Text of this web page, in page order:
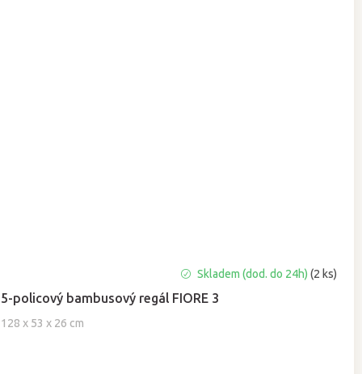
5-policový bambusový regál FIORE 3
128 x 53 x 26 cm
hodnocení
produktu
je
Skladem (dod. do 24h)(2 ks)